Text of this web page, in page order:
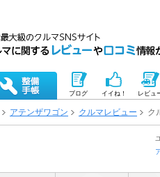
ブログ イイね！ レビュ
アテンザワゴン クルマレビュー ク